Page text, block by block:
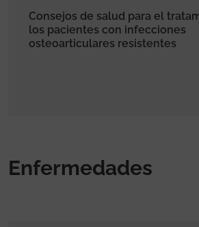
Consejos de salud para el
los pacientes con infecciones
osteoarticulares resistentes
Enfermedades